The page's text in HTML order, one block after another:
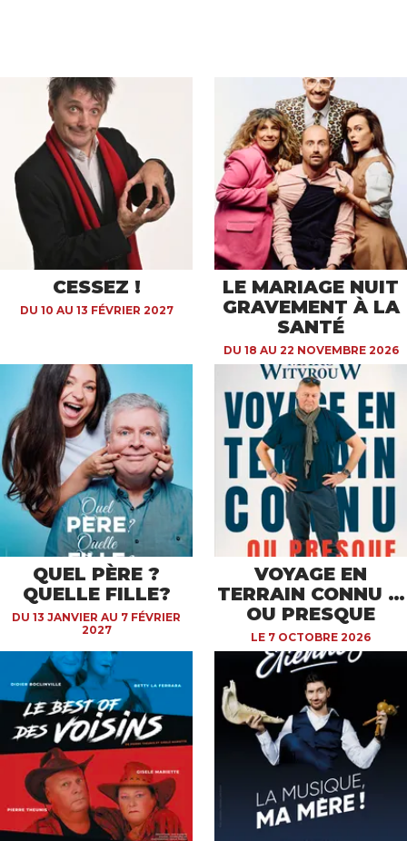
CESSEZ !
DU 10 AU 13 FÉVRIER 2027
LE MARIAGE NUIT
GRAVEMENT À LA
SANTÉ
DU 18 AU 22 NOVEMBRE 2026
QUEL PÈRE ?
QUELLE FILLE?
DU 13 JANVIER AU 7 FÉVRIER
2027
VOYAGE EN
TERRAIN CONNU …
OU PRESQUE
LE 7 OCTOBRE 2026